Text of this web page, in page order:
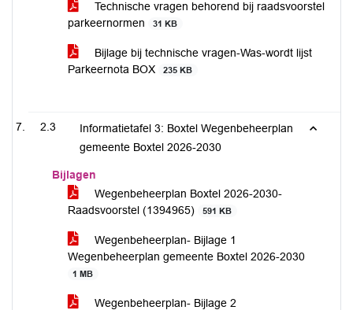
Technische vragen behorend bij raadsvoorstel
parkeernormen
31 KB
Bijlage bij technische vragen-Was-wordt lijst
Parkeernota BOX
235 KB
2.3
Informatietafel 3: Boxtel Wegenbeheerplan
gemeente Boxtel 2026-2030
Bijlagen
Wegenbeheerplan Boxtel 2026-2030-
Raadsvoorstel (1394965)
591 KB
Wegenbeheerplan- Bijlage 1
Wegenbeheerplan gemeente Boxtel 2026-2030
1 MB
Wegenbeheerplan- Bijlage 2